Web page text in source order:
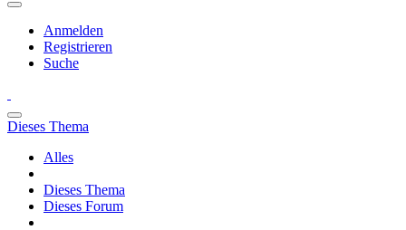
Anmelden
Registrieren
Suche
Dieses Thema
Alles
Dieses Thema
Dieses Forum